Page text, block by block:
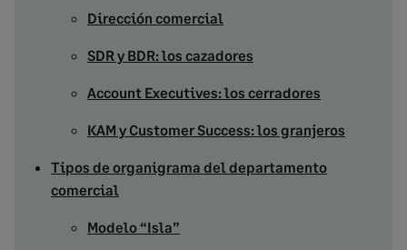
Dirección comercial
SDR y BDR: los cazadores
Account Executives: los cerradores
KAM y Customer Success: los granjeros
Tipos de organigrama del departamento
comercial
Modelo “Isla”